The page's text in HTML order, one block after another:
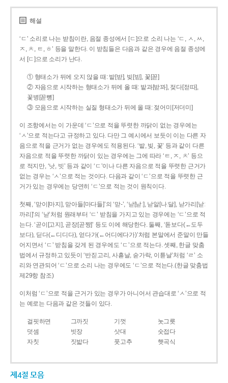
해설
‘ㄷ’ 소리로 나는 받침이란, 음절 종성에서 [ㄷ]으로 소리 나는 ‘ㄷ, ㅅ, ㅆ,
ㅈ, ㅊ, ㅌ, ㅎ’ 등을 말한다. 이 받침들은 다음과 같은 경우에 음절 종성에
서 [ㄷ]으로 소리가 난다.
① 형태소가 뒤에 오지 않을 때: 밭[받], 빚[빋], 꽃[꼳]
② 자음으로 시작하는 형태소가 뒤에 올 때: 밭과[받꽈], 젖다[젇따],
꽃병[꼳뼝]
③ 모음으로 시작하는 실질 형태소가 뒤에 올 때: 젖어미[저더미]
이 조항에서는 이 가운데 ‘ㄷ’으로 적을 뚜렷한 까닭이 없는 경우에는
‘ㅅ’으로 적는다고 규정하고 있다. 다만 그 예시에서 보듯이 이는 다른 자
음으로 적을 근거가 없는 경우에도 적용된다. ‘밭, 빚, 꽃’ 등과 같이 다른
자음으로 적을 뚜렷한 까닭이 있는 경우에는 그에 따라 ‘ㅌ, ㅈ, ㅊ’ 등으
로 적지만, ‘낫, 빗’ 등과 같이 ‘ㄷ’이나 다른 자음으로 적을 뚜렷한 근거가
없는 경우는 ‘ㅅ’으로 적는 것이다. 다음과 같이 ‘ㄷ’으로 적을 뚜렷한 근
거가 있는 경우에는 당연히 ‘ㄷ’으로 적는 것이 원칙이다.
첫째, ‘맏이[마지], 맏아들[마다들]’의 ‘맏-’, ‘낟[낟ː], 낟알[나ː달], 낟가리[낟ː
까리]’의 ‘낟’처럼 원래부터 ‘ㄷ’ 받침을 가지고 있는 경우에는 ‘ㄷ’으로 적
는다. ‘곧이[고지], 곧장[곧짱]’ 등도 이에 해당한다. 둘째, ‘돋보다(←도두
보다), 딛다(←디디다), 얻다가(←어디에다가)’처럼 본말에서 준말이 만들
어지면서 ‘ㄷ’ 받침을 갖게 된 경우에도 ‘ㄷ’으로 적는다. 셋째, 한글 맞춤
법에서 규정하고 있듯이 ‘반짇고리, 사흗날, 숟가락, 이튿날’처럼 ‘ㄹ’ 소
리와 연관되어 ‘ㄷ’으로 소리 나는 경우에도 ‘ㄷ’으로 적는다.(한글 맞춤법
제29항 참조)
이처럼 ‘ㄷ’으로 적을 근거가 있는 경우가 아니어서 관습대로 ‘ㅅ’으로 적
는 예로는 다음과 같은 것들이 있다.
걸핏하면 그까짓 기껏
놋그릇
덧셈
빗장 삿대
숫접다
자칫
짓밟다 풋고추 햇곡식
제4절 모음